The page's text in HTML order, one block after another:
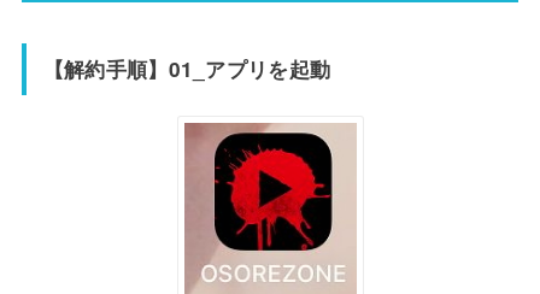
【解約手順】01_アプリを起動